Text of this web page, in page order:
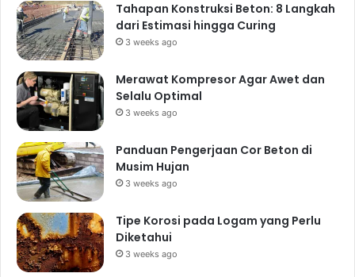
Tahapan Konstruksi Beton: 8 Langkah
dari Estimasi hingga Curing
3 weeks ago
Merawat Kompresor Agar Awet dan
Selalu Optimal
3 weeks ago
Panduan Pengerjaan Cor Beton di
Musim Hujan
3 weeks ago
Tipe Korosi pada Logam yang Perlu
Diketahui
3 weeks ago